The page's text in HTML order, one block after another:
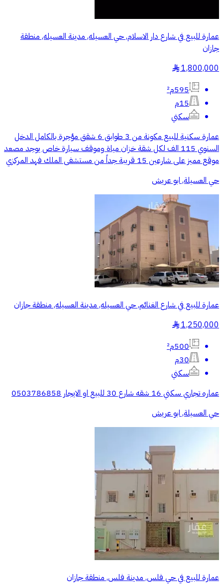
عمارة للبيع في شارع دار الاسلام, حي العسيله, مدينة العسيله, منطقة
جازان
1,800,000
§
595م²
15م
سكني
عمارة سكنية للبيع مكونة من 3 طوابق 6 شقق مؤجرة بالكامل الدخل
السنوي 115 الف لكل شقة خزان مياة وموقف سيارة خاص يوجد مصعد
موقع مميز على شارعين 15 قريبة جداً من مستشفى الملك فهد المركزي
حي العسيلة, ابو عريش
عمارة للبيع في شارع الغنائم, حي العسيله, مدينة العسيله, منطقة جازان
1,250,000
§
500م²
30م
سكني
عماره تجاري سكني 16 شقه شارع 30 للبيع او الايجار 0503786858
حي العسيلة, ابو عريش
عمارة للبيع في حي فلس, مدينة فلس, منطقة جازان